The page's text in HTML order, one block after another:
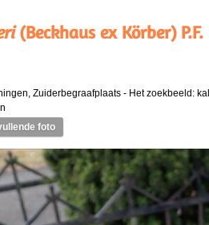
(Beckhaus ex Körber) P.F.
Zuiderbegraafplaats - Het zoekbeeld:
foto